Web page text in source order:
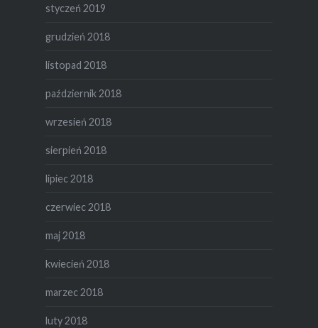
styczeń 2019
grudzień 2018
listopad 2018
październik 2018
wrzesień 2018
sierpień 2018
lipiec 2018
czerwiec 2018
maj 2018
kwiecień 2018
marzec 2018
luty 2018